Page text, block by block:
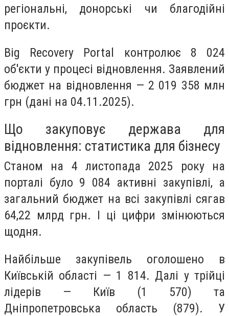
регіональні, донорські чи благодійні
проєкти.
Big Recovery Portal контролює 8 024
об'єкти у процесі відновлення. Заявлений
бюджет на відновлення — 2 019 358 млн
грн (дані на 04.11.2025).
Що закуповує держава для
відновлення: статистика для бізнесу
Станом на 4 листопада 2025 року на
порталі було 9 084 активні закупівлі, а
загальний бюджет на всі закупівлі сягав
64,22 млрд грн. І ці цифри змінюються
щодня.
Найбільше закупівель оголошено в
Київській області — 1 814. Далі у трійці
лідерів — Київ (1 570) та
Дніпропетровська область (879). У